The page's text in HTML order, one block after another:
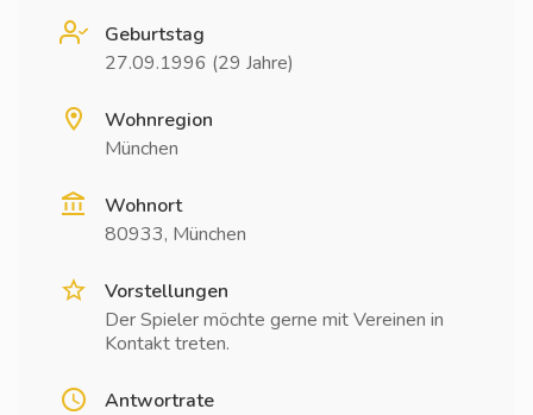
Geburtstag
27.09.1996 (29 Jahre)
Wohnregion
München
Wohnort
80933, München
Vorstellungen
Der Spieler möchte gerne mit Vereinen in
Kontakt treten.
Antwortrate